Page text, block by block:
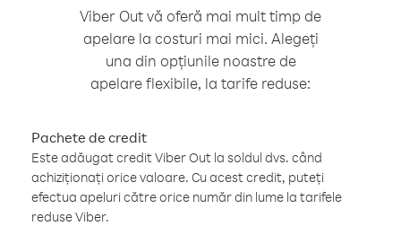
Viber Out vă oferă mai mult timp de
apelare la costuri mai mici. Alegeți
una din opțiunile noastre de
apelare flexibile, la tarife reduse:
Pachete de credit
Este adăugat credit Viber Out la soldul dvs. când
achiziționați orice valoare. Cu acest credit, puteți
efectua apeluri către orice număr din lume la tarifele
reduse Viber.